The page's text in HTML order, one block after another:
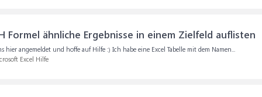
Formel ähnliche Ergebnisse in einem Zielfeld auflisten
angemeldet und hoffe auf Hilfe :) Ich habe eine Excel Tabelle mit dem Namen...
Excel Hilfe